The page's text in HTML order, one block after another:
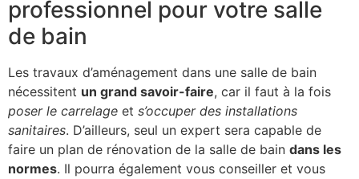
professionnel pour votre salle
de bain
Les travaux d’aménagement dans une salle de bain
nécessitent un grand savoir-faire, car il faut à la fois
poser le carrelage et s’occuper des installations
sanitaires. D’ailleurs, seul un expert sera capable de
faire un plan de rénovation de la salle de bain dans les
normes. Il pourra également vous conseiller et vous